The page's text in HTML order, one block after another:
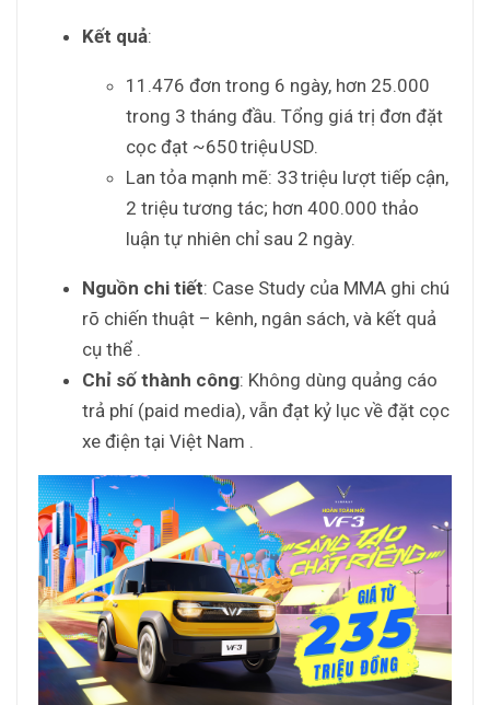
Kết quả:
11.476 đơn trong 6 ngày, hơn 25.000
trong 3 tháng đầu. Tổng giá trị đơn đặt
cọc đạt ~650 triệu USD.
Lan tỏa mạnh mẽ: 33 triệu lượt tiếp cận,
2 triệu tương tác; hơn 400.000 thảo
luận tự nhiên chỉ sau 2 ngày.
Nguồn chi tiết: Case Study của MMA ghi chú
rõ chiến thuật – kênh, ngân sách, và kết quả
cụ thể .
Chỉ số thành công: Không dùng quảng cáo
trả phí (paid media), vẫn đạt kỷ lục về đặt cọc
xe điện tại Việt Nam .